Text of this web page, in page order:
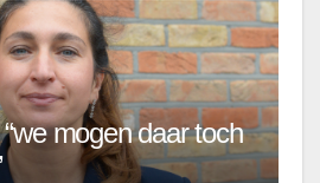
mogen daar toch